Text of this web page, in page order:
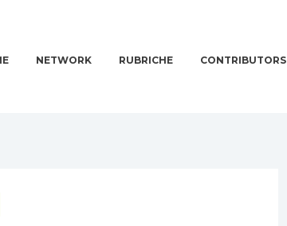
NETWORK RUBRICHE CONTRIBUTORS